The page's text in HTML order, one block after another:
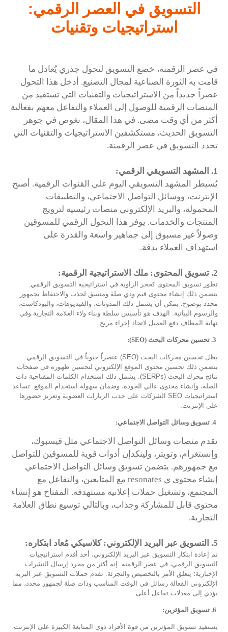
التسويق في العصر الرقمي:
استراتيجيات وتقنيات
في عصر الرقمنة، خضع التسويق لتحول جذري يُعادل ما
قامت به الثورة الصناعية لمجال التصنيع. أدخل هذا التحول
عصراً جديداً من الاستراتيجيات والتقنيات التي تستفيد من
المنصات الرقمية للوصول إلى العملاء والتفاعل معهم بفعالية
أكثر من أي وقت مضى. في هذا المقال، نغوص في جوهر
التسويق الحديث، مستكشفين الاستراتيجيات والتقنيات التي
تحدد التسويق في عصر الرقمنة.
1
. المشهد التسويقي الرقمي:
يُسيطر المشهد التسويقي اليوم على القنوات الرقمية. أصبح
الإنترنت، ووسائل التواصل الاجتماعي، والتطبيقات
المحمولة، والبريد الإلكتروني منصات رئيسية لترويج
المنتجات والخدمات. يوفر هذا التحول الرقمي للمسوقين
وصولاً غير مسبوق إلى جماهير واسعة والقدرة على
استهداف العملاء بدقة.
2
. تسويق المحتوى: ملك الاستراتيجية الرقمية:
تطور تسويق المحتوى كحجر الزاوية في استراتيجية التسويق الرقمي.
يتضمن ذلك إنشاء محتوى قيم وذي صلة ومتسق لجذب والاحتفاظ بجمهور
محدد بوضوح. يمكن أن يشمل ذلك المدونات، والفيديوهات، والبودكاست،
والرسوم البيانية. الهدف هو تأسيس سلطة وبناء ولاء العلامة التجارية وفي
نهاية المطاف دفع العميل لاتخاذ إجراء مربح.
3
. تحسين محركات البحث (SEO)
:
يظل تحسين محركات البحث (SEO) عنصراً حيوياً في التسويق الرقمي.
يتضمن ذلك تحسين محتوى الموقع الإلكتروني لتحسين ظهوره في صفحات
نتائج محرك البحث (SERPs). يشمل ذلك استخدام الكلمات المفتاحية ذات
الصلة، وإنشاء محتوى عالي الجودة، وضمان سهولة استخدام الموقع. تساعد
استراتيجيات SEO الشركات على جذب الزيارات العضوية وتعزيز حضورها
على الإنترنت.
4
. تسويق وسائل التواصل الاجتماعي:
تقدم منصات وسائل التواصل الاجتماعي مثل فيسبوك،
وإنستغرام، وتويتر، ولينكدإن أدوات قوية للمسوقين للتواصل
مع جمهورهم. يتضمن تسويق وسائل التواصل الاجتماعي
إنشاء محتوى ي resonates مع المتابعين، والتفاعل مع
المجتمع، وتشغيل حملات إعلانية مستهدفة. المفتاح هو إنشاء
محتوى قابل للمشاركة وجذاب، وبالتالي توسيع نطاق العلامة
التجارية.
5
. التسويق عبر البريد الإلكتروني: كلاسيكي مُعاد ابتكاره:
تم إعادة ابتكار التسويق عبر البريد الإلكتروني، أحد أقدم استراتيجيات
التسويق الرقمي، في عصر الرقمنة. إنه أكثر من مجرد إرسال النشرات
الإخبارية؛ يتعلق الأمر بالتخصيص والتجزئة. تقدم حملات التسويق عبر البريد
الإلكتروني الفعالة رسائل في الوقت المناسب وذات صلة لجمهور محدد، مما
يؤدي إلى معدلات تفاعل أعلى.
6
. تسويق المؤثرين:
يستفيد تسويق المؤثرين من قوة الأفراد ذوي المتابعة الكبيرة على الإنترنت